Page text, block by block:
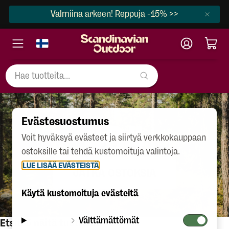
Valmiina arkeen! Reppuja -15% >>
404
JATKA OSTOKSIA
Etsitkö näitä tuotteita?
Evästesuostumus
Voit hyväksyä evästeet ja siirtyä verkkokauppaan
ostoksille tai tehdä kustomoituja valintoja.
LUE LISÄÄ EVÄSTEISTÄ
Käytä kustomoituja evästeitä
Välttämättömät